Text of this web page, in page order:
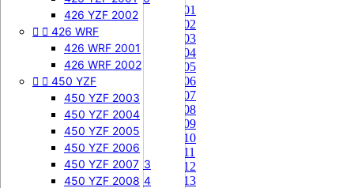
505 SXF
505 SXF 2007
505 SXF 2008
525 SXF
525 SXF 2003
525 SXF 2004
525 SXF 2005
525 SXF 2006
525 EXC-F
525 EXC-F 2003
525 EXC-F 2004
426 YZF 2002
  426 WRF
426 WRF 2001
426 WRF 2002
  450 YZF
450 YZF 2003
450 YZF 2004
450 YZF 2005
450 YZF 2006
450 YZF 2007
450 YZF 2008
85 KX 2001
85 KX 2002
85 KX 2003
85 KX 2004
85 KX 2005
85 KX 2006
85 KX 2007
85 KX 2008
85 KX 2009
85 KX 2010
85 KX 2011
85 KX 2012
85 KX 2013